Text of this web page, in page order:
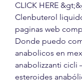
CLICK HERE
Clenbuterol
paginas web
Donde puedo
anabolicos en
anabolizzanti cicli
esteroides